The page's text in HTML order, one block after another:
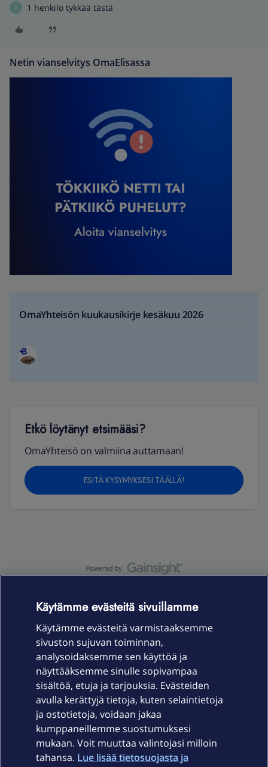
V 1 henkilö tykkää tästä
Netin vianselvitys OmaElisassa
OmaYhteisön kuukausikirje kesäkuu 2026
Etkö löytänyt etsimääsi?
OmaYhteisö on valmiina auttamaan!
ESITÄ KYSYMYKSESI TÄÄLLÄ!
Laitteet & liittymät
Palvelut
Ajankohtaista
Käytämme evästeitä sivuillamme
Käytämme evästeitä varmistaaksemme
sivuston sujuvan toiminnan,
analysoidaksemme sen käyttöä ja
näyttääksemme sinulle sopivampaa
sisältöä, etuja ja tarjouksia. Evästeiden
avulla kerättyjä tietoja, kuten selaintietoja
ja ostotietoja, voidaan jakaa
kumppaneillemme suostumuksesi
mukaan. Voit muuttaa valintojasi milloin
tahansa. Lue lisää tietosuojasta ja